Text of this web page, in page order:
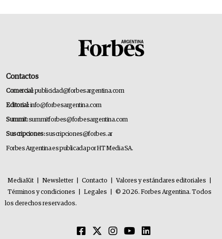
Contactos
Comercial:publicidad@forbesargentina.com
Editorial:info@forbesargentina.com
Summit:summitforbes@forbesargentina.com
Suscripciones:suscripciones@forbes.ar
Forbes Argentina es publicada por HT Media SA.
MediaKit Newsletter Contacto Valores y estándares editoriales
Términos y condiciones
Legales
© 2026. Forbes Argentina. Todos
los derechos reservados.